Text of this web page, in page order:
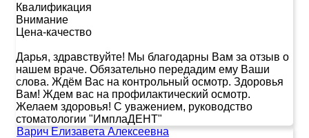
Квалификация
Внимание
Цена-качество
Дарья, здравствуйте! Мы благодарны Вам за отзыв о
нашем враче. Обязательно передадим ему Ваши
слова. Ждём Вас на контрольный осмотр. Здоровья
Вам! Ждем вас на профилактический осмотр.
Желаем здоровья! С уважением, руководство
стоматологии "ИмплаДЕНТ"
Варич Елизавета Алексеевна